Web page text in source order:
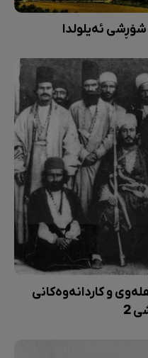
ئەیلولدا
و کاردانەوەکانی
2